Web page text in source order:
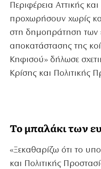
Περιφέρεια Αττικής
προχωρήσουν χωρίς
στη δημοπράτηση των
αποκατάστασης της
Κηφισού» δήλωσε
Κρίσης και Πολιτικής
Το μπαλάκι των
«Ξεκαθαρίζω ότι το
και Πολιτικής